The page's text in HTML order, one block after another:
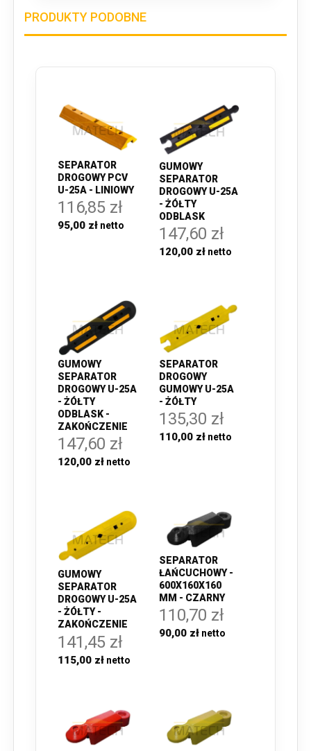
PRODUKTY PODOBNE
SEPARATOR
DROGOWY PCV
U-25A - LINIOWY
116,85 zł
95,00 zł
GUMOWY
SEPARATOR
DROGOWY U-25A
- ŻÓŁTY
ODBLASK
147,60 zł
120,00 zł
GUMOWY
SEPARATOR
DROGOWY U-25A
- ŻÓŁTY
ODBLASK -
ZAKOŃCZENIE
147,60 zł
120,00 zł
SEPARATOR
DROGOWY
GUMOWY U-25A
- ŻÓŁTY
135,30 zł
110,00 zł
GUMOWY
SEPARATOR
DROGOWY U-25A
- ŻÓŁTY -
ZAKOŃCZENIE
141,45 zł
115,00 zł
SEPARATOR
ŁAŃCUCHOWY -
600X160X160
MM - CZARNY
110,70 zł
90,00 zł